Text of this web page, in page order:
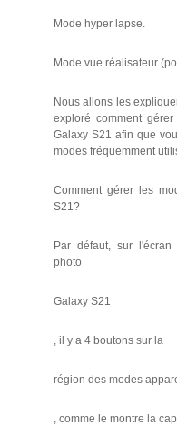
Mode hyper lapse.
Mode vue réalisateur
Nous allons les
exploré comment
Galaxy S21 afin que
modes fréquemment
Comment gérer les
S21?
Par défaut, sur l'écran
photo
Galaxy S21
, il y a 4 boutons sur la
région des modes
, comme le montre la